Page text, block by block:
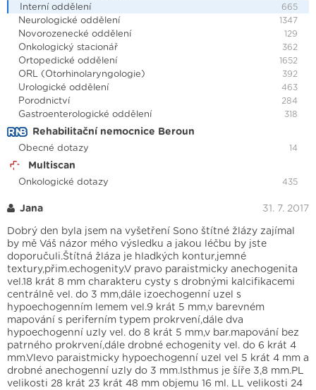
Interní oddělení 665
Neurologické oddělení 1347
Novorozenecké oddělení 129
Onkologický stacionář 362
Ortopedické oddělení 1652
ORL (Otorhinolaryngologie) 392
Urologické oddělení 463
Porodnictví 284
Gastroenterologické oddělení 318
Rehabilitační nemocnice Beroun
Obecné dotazy 14
Multiscan
Onkologické dotazy 435
Jana 31. 7. 2017
Dobrý den byla jsem na vyšetření Sono štítné žlázy zajímal
by mě Váš názor mého výsledku a jakou léčbu by jste
doporučuli.Štítná žláza je hladkých kontur,jemné
textury,přim.echogenity.V pravo paraistmicky anechogenita
vel.18 krát 8 mm charakteru cysty s drobnými kalcifikacemi
centrálně vel. do 3 mm,dále izoechogenní uzel s
hypoechogenním lemem vel.9 krát 5 mm,v barevném
mapování s periferním typem prokrvení,dále dva
hypoechogenní uzly vel. do 8 krát 5 mm,v bar.mapování bez
patrného prokrvení,dále drobné echogenity vel. do 6 krát 4
mm.Vlevo paraistmicky hypoechogenní uzel vel 5 krát 4 mm a
drobné anechogenní uzly do 3 mm.Isthmus je šíře 3,8 mm.PL
velikosti 28 krát 23 krát 48 mm objemu 16 ml. LL velikosti 24